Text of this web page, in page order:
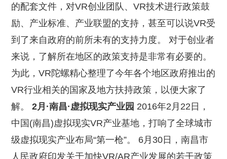
的配套文件，对VR创业团队、VR技术进行政策鼓
励、产业标准、产业联盟的支持，甚至可以说VR受
到了来自政府的前所未有的支持力度。 对于创业者
来说，了解所在地区的政策支持是非常有必要的。
为此，VR陀螺精心整理了今年各个地区政府推出的
VR行业相关的国家及地方扶持政策，以便大家了
解。2月·南昌·虚拟现实产业园 2016年2月22日，
中国(南昌)虚拟现实VR产业基地，打响了全球城市
级虚拟现实产业布局“第一枪”。 6月30日，南昌市
人民政府印发关于加快VR/AR产业发展的若干政策